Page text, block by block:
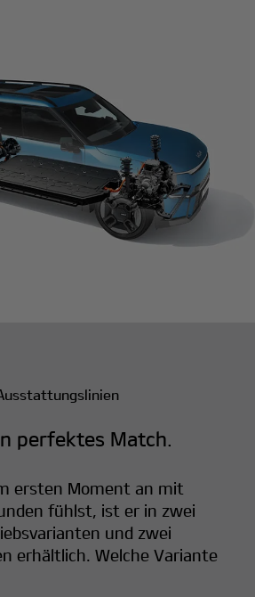
perfektes Match.
ersten Moment an mit
fühlst, ist er in zwei
und zwei
erhältlich. Welche Variante